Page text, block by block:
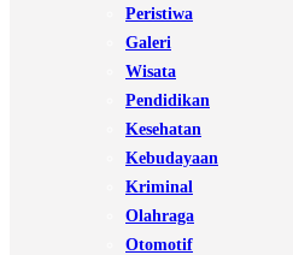
Peristiwa
Galeri
Wisata
Pendidikan
Kesehatan
Kebudayaan
Kriminal
Olahraga
Otomotif